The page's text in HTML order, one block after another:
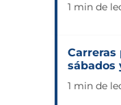
1 min de
Carreras
sábados
1 min de